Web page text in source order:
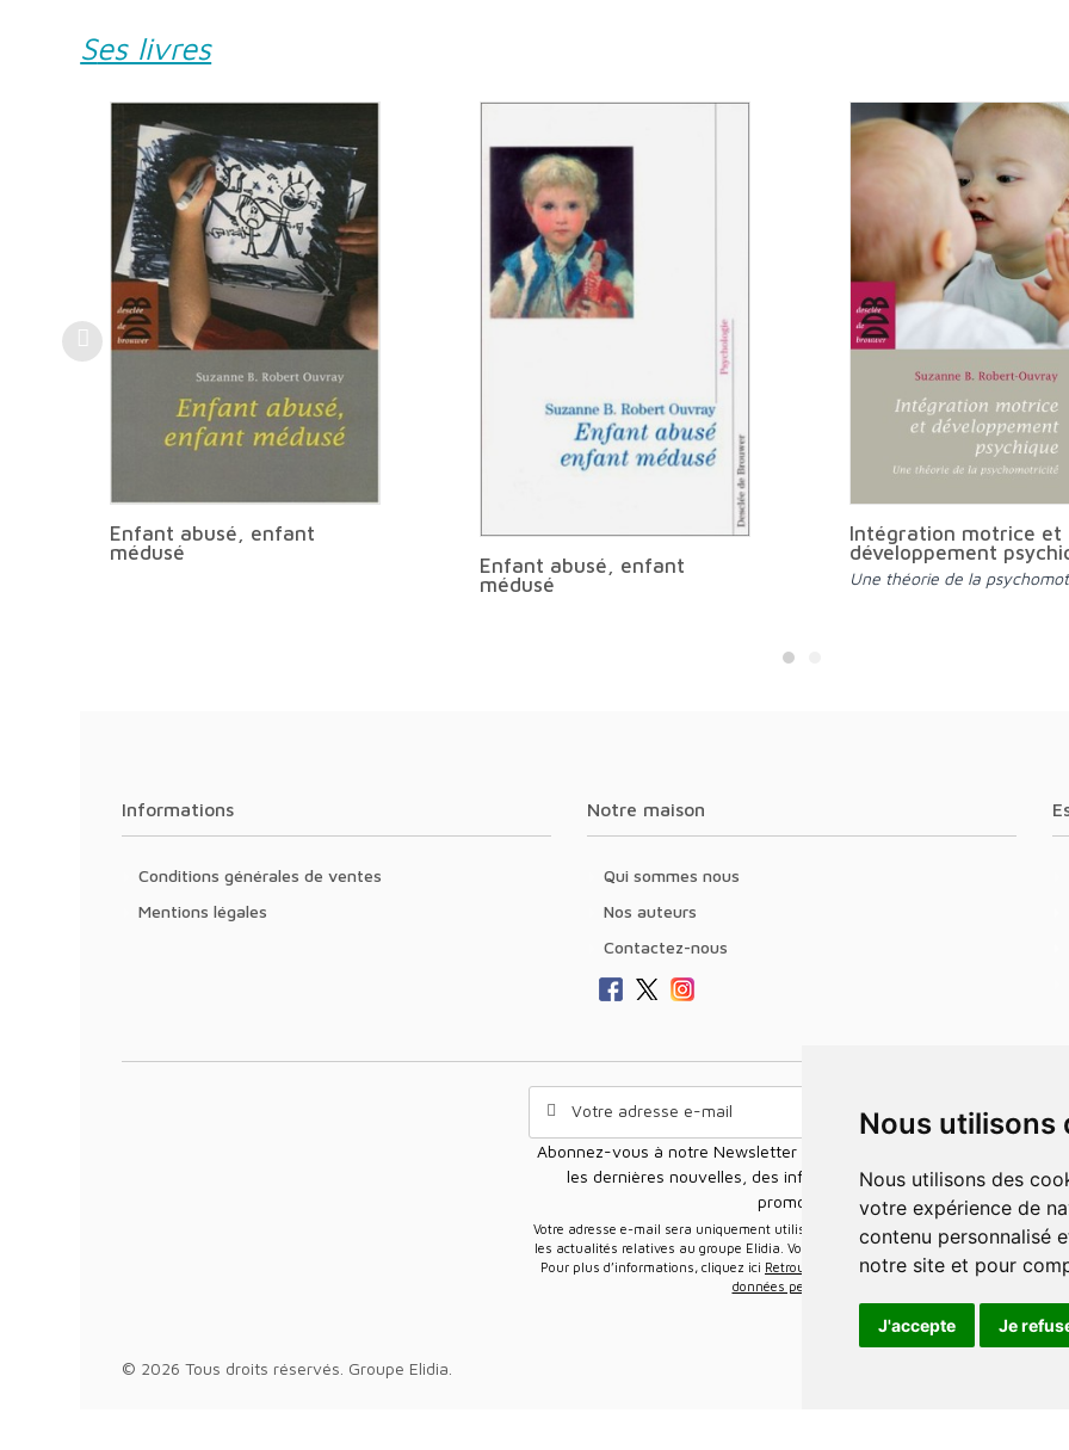
Nous
Nous utilisons des cookies et d'autres technologies de suivi pour améliorer
votre expérience de
contenu personnalisé
notre site et pour
J'accepte Je
Ses livres
Enfant abusé, enfant
médusé
Enfant abusé, enfant
médusé
Intégration motrice et
développement
Une théorie de la
Informations
Conditions générales de ventes
Mentions légales
Notre maison
Qui sommes nous
Nos auteurs
Contactez-nous
Abonnez-vous à notre Newsletter pour recevoir nos nouvelles offres,
les dernières nouvelles, des informations sur les ventes et les
promotions.
Votre adresse e-mail sera uniquement utilisée pour vous envoyer des informations sur
les actualités relatives au groupe Elidia. Vous pouvez vous désinscrire à tout moment.
Pour plus d’informations, cliquez ici Retrouvez ici notre politique de protection de vos
données personnelles
© 2026 Tous droits réservés. Groupe Elidia